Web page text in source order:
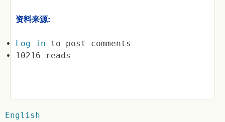
资料来源:
Log in to post comments
10216 reads
English